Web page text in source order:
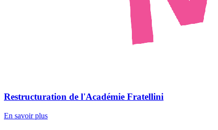
Restructuration de l'Académie Fratellini
En savoir plus